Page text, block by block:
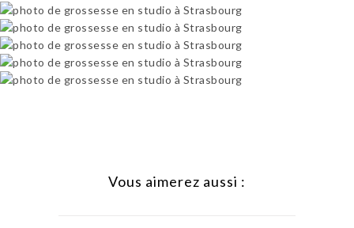
Vous aimerez aussi :